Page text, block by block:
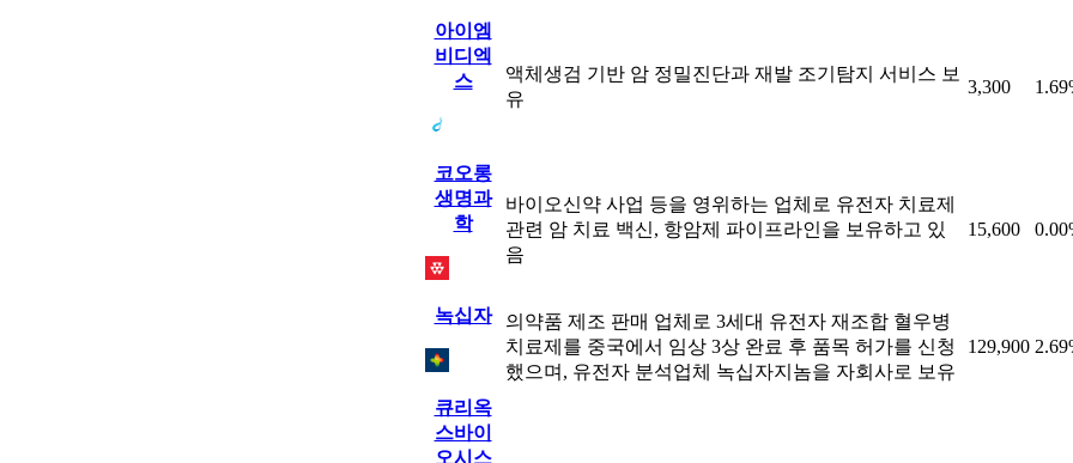
아이엠
비디엑
스
액체생검 기반 암 정밀진단과 재발 조기탐지 서비스 보
유
3,300
코오롱
생명과
학
바이오신약 사업 등을 영위하는 업체로 유전자 치료제
관련 암 치료 백신, 항암제 파이프라인을 보유하고 있
음
15,600
녹십자
의약품 제조 판매 업체로 3세대 유전자 재조합 혈우병
치료제를 중국에서 임상 3상 완료 후 품목 허가를 신청
했으며, 유전자 분석업체 녹십자지놈을 자회사로 보유
129,900
큐리옥
스바이
오시스